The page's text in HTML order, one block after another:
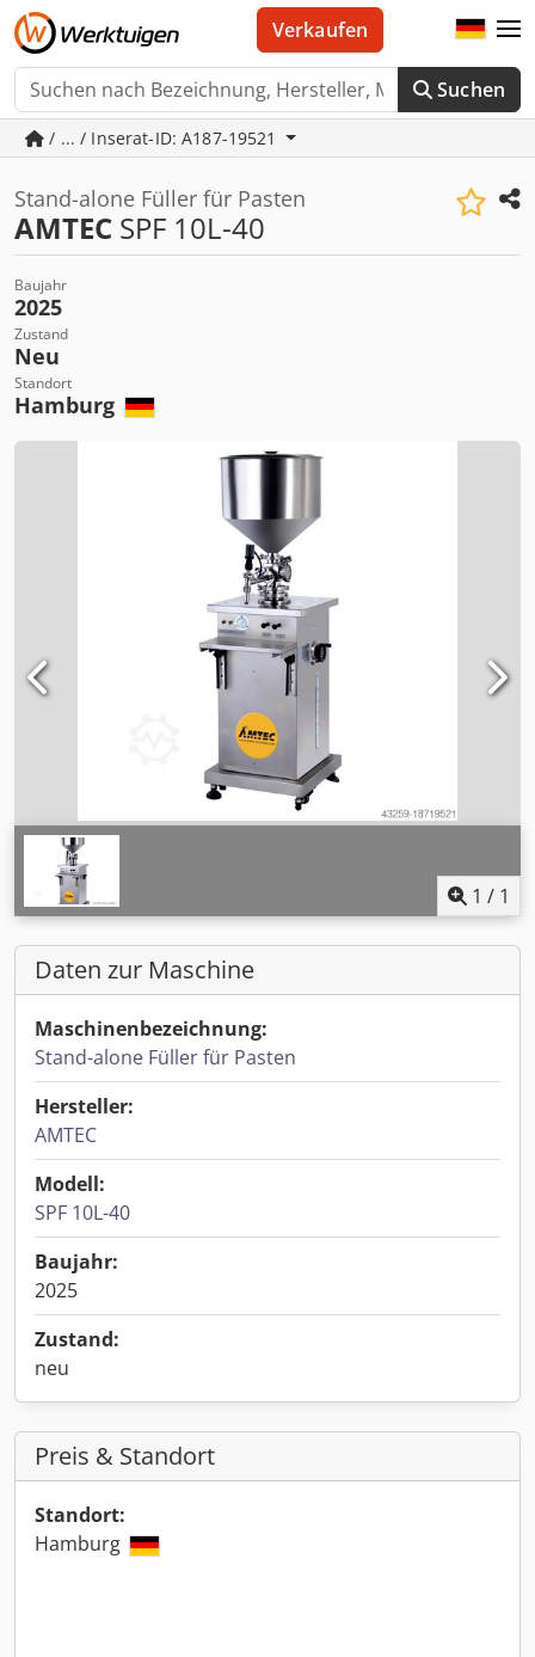
Suchen
Verkaufen
/ ... / Inserat-ID: A187-19521
Stand-alone Füller für Pasten
AMTEC SPF 10L-40
Baujahr
2025
Zustand
Neu
Standort
Hamburg
1 / 1
Daten zur Maschine
Maschinenbezeichnung:
Stand-alone Füller für Pasten
Hersteller:
AMTEC
Modell:
SPF 10L-40
Baujahr:
2025
Zustand:
neu
Preis & Standort
Standort:
Hamburg